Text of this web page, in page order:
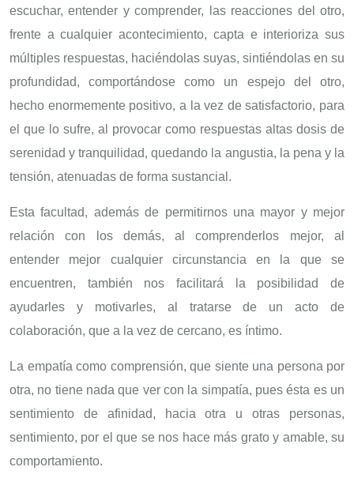
escuchar, entender y comprender, las reacciones del otro,
frente a cualquier acontecimiento, capta e interioriza sus
múltiples respuestas, haciéndolas suyas, sintiéndolas en su
profundidad, comportándose como un espejo del otro,
hecho enormemente positivo, a la vez de satisfactorio, para
el que lo sufre, al provocar como respuestas altas dosis de
serenidad y tranquilidad, quedando la angustia, la pena y la
tensión, atenuadas de forma sustancial.
Esta facultad, además de permitirnos una mayor y mejor
relación con los demás, al comprenderlos mejor, al
entender mejor cualquier circunstancia en la que se
encuentren, también nos facilitará la posibilidad de
ayudarles y motivarles, al tratarse de un acto de
colaboración, que a la vez de cercano, es íntimo.
La empatía como comprensión, que siente una persona por
otra, no tiene nada que ver con la simpatía, pues ésta es un
sentimiento de afinidad, hacia otra u otras personas,
sentimiento, por el que se nos hace más grato y amable, su
comportamiento.